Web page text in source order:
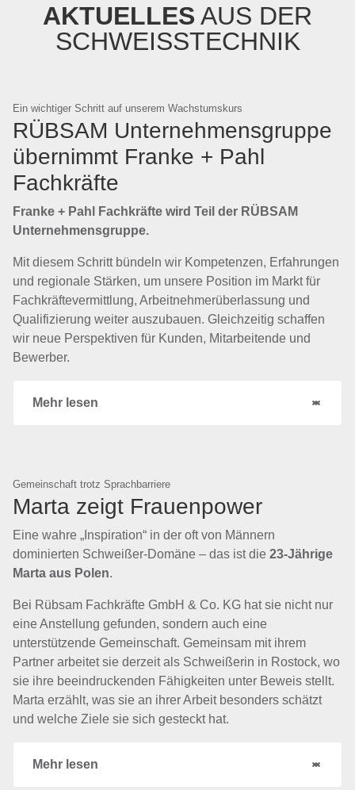
AKTUELLES AUS DER
SCHWEISSTECHNIK
Ein wichtiger Schritt auf unserem Wachstumskurs
RÜBSAM Unternehmensgruppe
übernimmt Franke + Pahl
Fachkräfte
Franke + Pahl Fachkräfte wird Teil der RÜBSAM
Unternehmensgruppe.
Mit diesem Schritt bündeln wir Kompetenzen, Erfahrungen
und regionale Stärken, um unsere Position im Markt für
Fachkräftevermittlung, Arbeitnehmerüberlassung und
Qualifizierung weiter auszubauen. Gleichzeitig schaffen
wir neue Perspektiven für Kunden, Mitarbeitende und
Bewerber.
Mehr lesen
Gemeinschaft trotz Sprachbarriere
Marta zeigt Frauenpower
Eine wahre „Inspiration“ in der oft von Männern
dominierten Schweißer-Domäne – das ist die 23-Jährige
Marta aus Polen.
Bei Rübsam Fachkräfte GmbH & Co. KG hat sie nicht nur
eine Anstellung gefunden, sondern auch eine
unterstützende Gemeinschaft. Gemeinsam mit ihrem
Partner arbeitet sie derzeit als Schweißerin in Rostock, wo
sie ihre beeindruckenden Fähigkeiten unter Beweis stellt.
Marta erzählt, was sie an ihrer Arbeit besonders schätzt
und welche Ziele sie sich gesteckt hat.
Mehr lesen